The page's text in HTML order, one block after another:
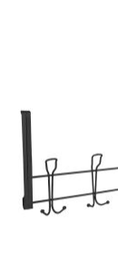
Add to
wishlist